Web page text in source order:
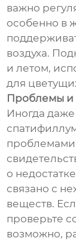
важно
особенно в
воздуха.
и летом,
для
Проблемы
Иногда
о
связано с
веществ.
проверьте
возможно,